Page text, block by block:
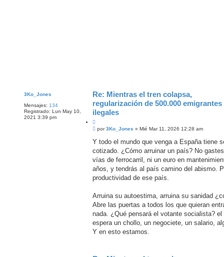
3Ko_Jones
Mensajes: 134
Registrado: Lun May 10,
2021 3:39 pm
Re: Mientras el tren colapsa,
regularización de 500.000 emigrantes
ilegales
C
i
a
r
M
n
a
j
por3Ko_Jones » Mié Mar 11, 2026 12:28 am
Y todo el mundo que venga a España tiene
cotizado. ¿Cómo arruinar un país? No
vías de ferrocarril, ni un euro en
años, y tendrás al país camino del abismo.
productividad de ese país.
Arruina su autoestima, arruina su sanidad
Abre las puertas a todos los que quieran
nada. ¿Qué pensará el votante socialista?
espera un chollo, un negociete, un salario,
Y en esto estamos.